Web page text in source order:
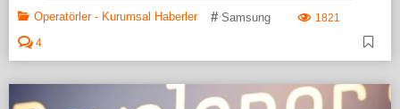
Operatörler - Kurumsal Haberler # Samsung
1821
4